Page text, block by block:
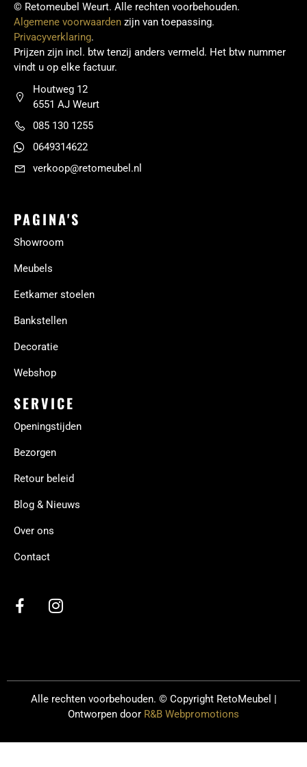
© Retomeubel Weurt. Alle rechten voorbehouden.
Algemene voorwaarden zijn van toepassing.
Privacyverklaring.
Prijzen zijn incl. btw tenzij anders vermeld. Het btw nummer
vindt u op elke factuur.
Houtweg 12
6551 AJ Weurt
085 130 1255
0649314622
verkoop@retomeubel.nl
PAGINA'S
Showroom
Meubels
Eetkamer stoelen
Bankstellen
Decoratie
Webshop
SERVICE
Openingstijden
Bezorgen
Retour beleid
Blog & Nieuws
Over ons
Contact
Alle rechten voorbehouden. © Copyright RetoMeubel |
Ontworpen door R&B Webpromotions